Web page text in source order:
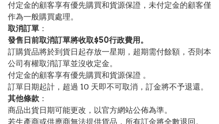
付定金的顧客享有優先購買和貨源保證，未付定金的顧客僅
作為一般購買處理。
取消訂單 ：
發售日前取消訂單將收取$50行政費用。
訂購貨品將於到貨日起存放一星期，超期需付餘額，否則本
公司有權取消訂單並沒收定金。
付定金的顧客享有優先購買和貨源保證 。
訂單日期起計，超過 10 天即不可取消，訂金將不予退還。
其他條款 ：
商品出貨日期可能更改，以官方網站公佈為準。
若生產商或供應商無法提供貨品，所有訂金將全數退回。